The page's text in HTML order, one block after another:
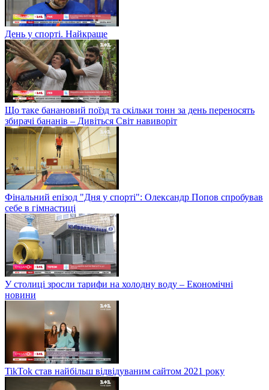
День у спорті. Найкраще
Що таке банановий поїзд та скільки тонн за день переносять
збирачі бананів – Дивіться Світ навиворіт
Фінальний епізод "Дня у спорті": Олександр Попов спробував
себе в гімнастиці
У столиці зросли тарифи на холодну воду – Економічні
новини
TikTok став найбільш відвідуваним сайтом 2021 року